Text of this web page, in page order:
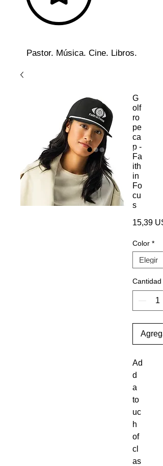
Pastor. Música. Cine. Libros.
G
olf
ro
pe
ca
p -
Fa
ith
in
Fo
cu
s
15,39
Color *
Cantidad
Ad
d
a
to
uc
h
of
cl
as